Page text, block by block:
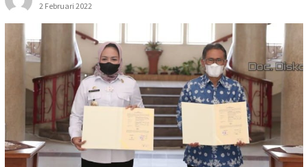
2 Februari 2022